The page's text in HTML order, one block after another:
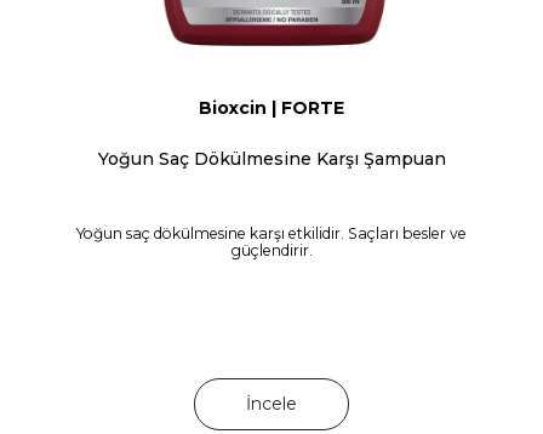
Bioxcin | FORTE
Yoğun Saç Dökülmesine Karşı Şampuan
Yoğun saç dökülmesine karşı etkilidir. Saçları besler ve
güçlendirir.
İncele